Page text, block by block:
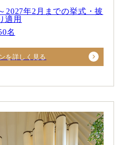
2027年2月までの挙式・披
適用
名
を詳しく見る